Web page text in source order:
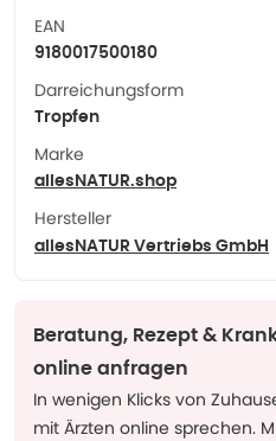
EAN
9180017500180
Darreichungsform
Tropfen
Marke
allesNATUR.shop
Hersteller
allesNATUR Vertriebs GmbH
Beratung, Rezept &
online anfragen
In wenigen Klicks von
mit Ärzten online sprechen.